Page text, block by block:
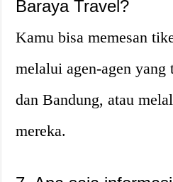
Baraya Travel?
Kamu bisa memesan
melalui agen-agen
dan Bandung, atau
mereka.